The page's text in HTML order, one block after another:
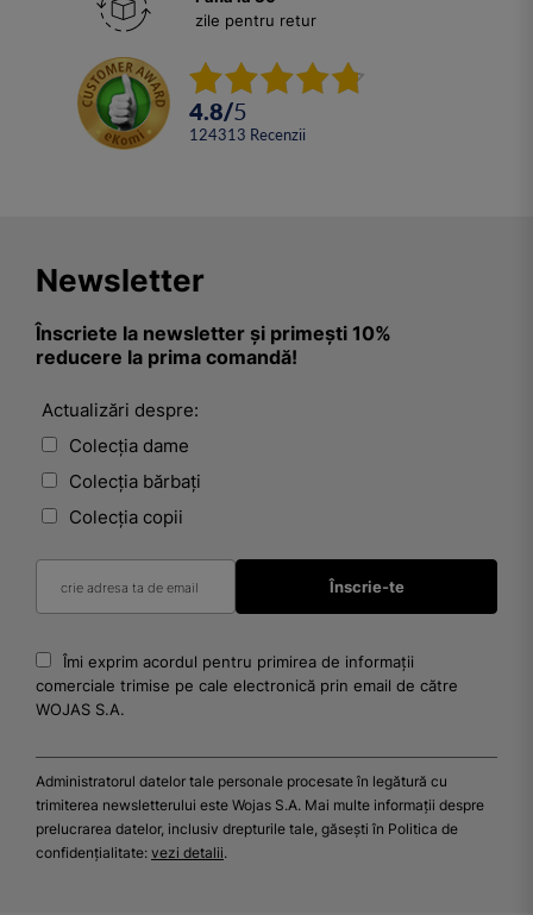
zile pentru retur
4.8/5
124313 Recenzii
Newsletter
Înscriete la newsletter și primești 10%
reducere la prima comandă!
Actualizări despre:
Colecția dame
Colecția bărbați
Colecția copii
Îmi exprim acordul pentru primirea de informații
comerciale trimise pe cale electronică prin email de către
WOJAS S.A.
Administratorul datelor tale personale procesate în legătură cu
trimiterea newsletterului este Wojas S.A. Mai multe informații despre
prelucrarea datelor, inclusiv drepturile tale, găsești în Politica de
confidențialitate: vezi detalii.